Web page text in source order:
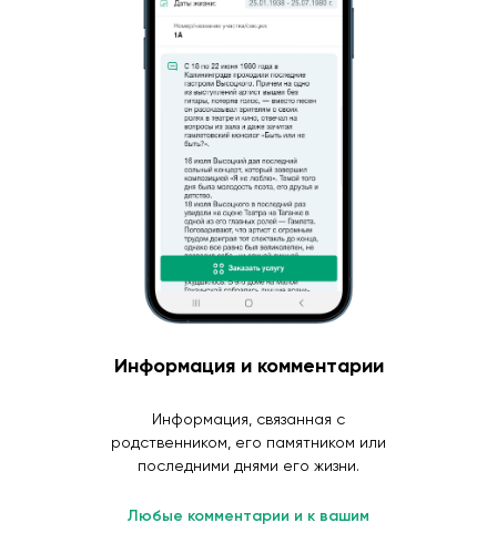
Информация и комментарии
Информация, связанная с
родственником, его памятником или
последними днями его жизни.
Любые комментарии и к вашим